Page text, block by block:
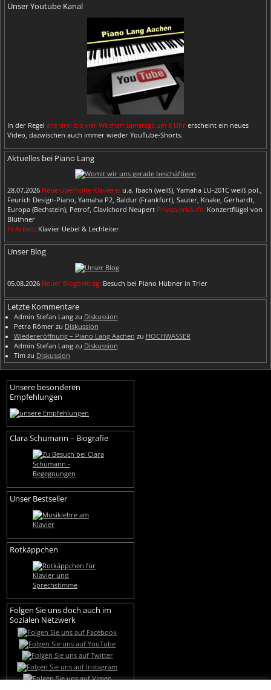
Unser Youtube Kanal
In der Regel alle drei bis vier Wochen samstags um 8 Uhr erscheint ein neues
Video, dazwischen auch immer wieder YouTube-Shorts.
Aktuelles bei Piano Lang
28.07.2026 Neue überholte Klaviere: u.a. Ibach (weiß), Yamaha LU-201C weiß pol.,
Feurich Design-Piano, Yamaha P2, Baldur (Frankfurt), Sauter, Knake, Gerhardt,
Europa (Bechstein), Petrof, Clavichord Neupert Privatverkäufe: Konzertflügel von
Blüthner
In Arbeit: Klavier Uebel & Lechleiter
Unser Blog
05.08.2026 Neuer Blogbeitrag: Besuch bei Piano Hübner in Trier
Letzte Kommentare
Admin Stefan Langzu Diskussion
Petra Römerzu Diskussion
Wiedereröffnung – Piano Lang Aachen zu HOCHWASSER
Admin Stefan Langzu Diskussion
Timzu Diskussion
Unsere besonderen
Empfehlungen
Clara Schumann – Biografie
Unser Bestseller
Rotkäppchen
Folgen Sie uns doch auch im
Sozialen Netzwerk